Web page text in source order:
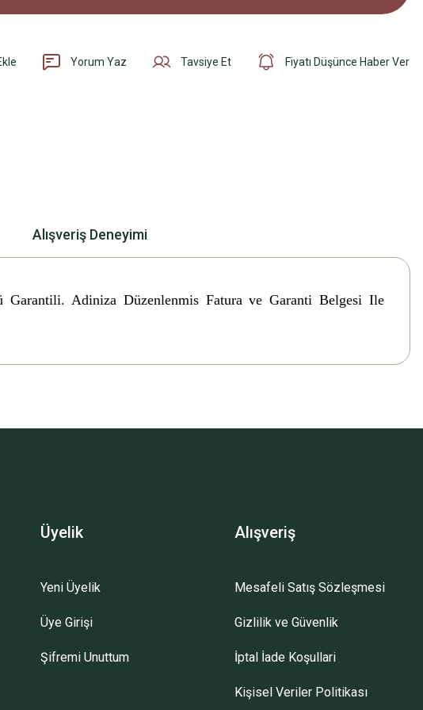
Yorum Yaz Tavsiye Et Fiyatı Düşünce Haber Ver
Alışveriş Deneyimi
Garantili. Adiniza Düzenlenmis Fatura ve Garanti Belgesi Ile
Üyelik
Yeni Üyelik
Üye Girişi
Şifremi Unuttum
Alışveriş
Mesafeli Satış Sözleşmesi
Gizlilik ve Güvenlik
İptal İade Koşullari
Kişisel Veriler Politikası